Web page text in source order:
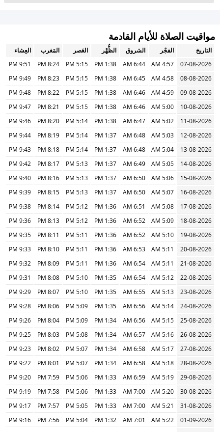
مواقيت الصلاة للأيام القادمة
التاريخ الفجْر الشروق الظُّهْر العَصر المَغرب
العِشاء
07-08-2026
4:57 AM
6:44 AM
1:38 PM
5:15 PM
8:24 PM
9:51 PM
08-08-2026
4:58 AM
6:45 AM
1:38 PM
5:15 PM
8:23 PM
9:49 PM
09-08-2026
4:59 AM
6:46 AM
1:38 PM
5:15 PM
8:22 PM
9:48 PM
10-08-2026
5:00 AM
6:46 AM
1:38 PM
5:15 PM
8:21 PM
9:47 PM
11-08-2026
5:02 AM
6:47 AM
1:38 PM
5:14 PM
8:20 PM
9:46 PM
12-08-2026
5:03 AM
6:48 AM
1:37 PM
5:14 PM
8:19 PM
9:44 PM
13-08-2026
5:04 AM
6:48 AM
1:37 PM
5:14 PM
8:18 PM
9:43 PM
14-08-2026
5:05 AM
6:49 AM
1:37 PM
5:13 PM
8:17 PM
9:42 PM
15-08-2026
5:06 AM
6:50 AM
1:37 PM
5:13 PM
8:16 PM
9:40 PM
16-08-2026
5:07 AM
6:50 AM
1:37 PM
5:13 PM
8:15 PM
9:39 PM
17-08-2026
5:08 AM
6:51 AM
1:36 PM
5:12 PM
8:14 PM
9:38 PM
18-08-2026
5:09 AM
6:52 AM
1:36 PM
5:12 PM
8:13 PM
9:36 PM
19-08-2026
5:10 AM
6:52 AM
1:36 PM
5:11 PM
8:11 PM
9:35 PM
20-08-2026
5:11 AM
6:53 AM
1:36 PM
5:11 PM
8:10 PM
9:33 PM
21-08-2026
5:11 AM
6:54 AM
1:36 PM
5:11 PM
8:09 PM
9:32 PM
22-08-2026
5:12 AM
6:54 AM
1:35 PM
5:10 PM
8:08 PM
9:31 PM
23-08-2026
5:13 AM
6:55 AM
1:35 PM
5:10 PM
8:07 PM
9:29 PM
24-08-2026
5:14 AM
6:56 AM
1:35 PM
5:09 PM
8:06 PM
9:28 PM
25-08-2026
5:15 AM
6:56 AM
1:34 PM
5:09 PM
8:04 PM
9:26 PM
26-08-2026
5:16 AM
6:57 AM
1:34 PM
5:08 PM
8:03 PM
9:25 PM
27-08-2026
5:17 AM
6:58 AM
1:34 PM
5:07 PM
8:02 PM
9:23 PM
28-08-2026
5:18 AM
6:58 AM
1:34 PM
5:07 PM
8:01 PM
9:22 PM
29-08-2026
5:19 AM
6:59 AM
1:33 PM
5:06 PM
7:59 PM
9:20 PM
30-08-2026
5:20 AM
7:00 AM
1:33 PM
5:06 PM
7:58 PM
9:19 PM
31-08-2026
5:21 AM
7:00 AM
1:33 PM
5:05 PM
7:57 PM
9:17 PM
01-09-2026
5:22 AM
7:01 AM
1:32 PM
5:04 PM
7:56 PM
9:16 PM